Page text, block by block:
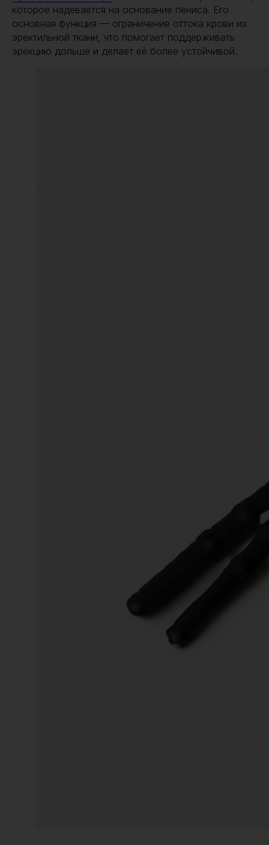
которое надевается на основание пениса. Его
основная функция — ограничение оттока крови из
эректильной ткани, что помогает поддерживать
эрекцию дольше и делает её более устойчивой.